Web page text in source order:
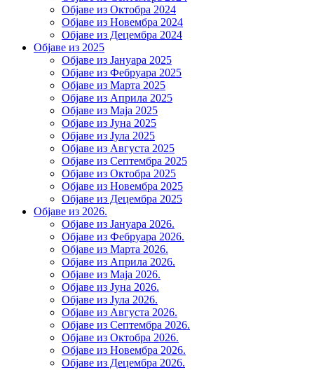
Објаве из Октобра 2024
Објаве из Новембра 2024
Објаве из Децембра 2024
Објаве из 2025
Објаве из Јануара 2025
Објаве из Фебруара 2025
Објаве из Марта 2025
Објаве из Априла 2025
Објаве из Маја 2025
Објаве из Јуна 2025
Објаве из Јула 2025
Објаве из Августа 2025
Објаве из Септембра 2025
Објаве из Октобра 2025
Објаве из Новембра 2025
Објаве из Децембра 2025
Објаве из 2026.
Објаве из Јануара 2026.
Објаве из Фебруара 2026.
Објаве из Марта 2026.
Објаве из Априла 2026.
Објаве из Маја 2026.
Објаве из Јуна 2026.
Објаве из Јула 2026.
Објаве из Августа 2026.
Објаве из Септембра 2026.
Објаве из Октобра 2026.
Објаве из Новембра 2026.
Објаве из Децембра 2026.